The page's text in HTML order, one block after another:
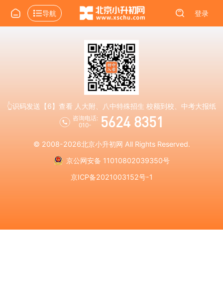
导航 登录
👆识码发送【6】查看 人大附、八中特殊招生 校额到校、中考大报纸
咨询电话:
010-
5624 8351
© 2008-2026北京小升初网 All Rights Reserved.
京公网安备 11010802039350号
京ICP备2021003152号-1